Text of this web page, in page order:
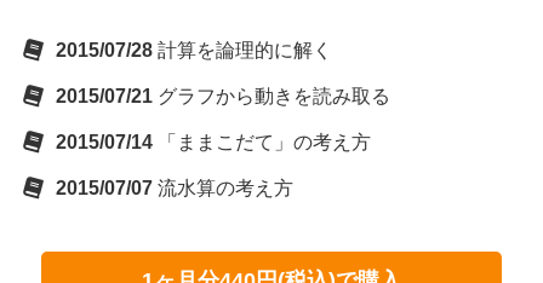
2015/07/28 計算を論理的に解く
2015/07/21 グラフから動きを読み取る
2015/07/14 「ままこだて」の考え方
2015/07/07 流水算の考え方